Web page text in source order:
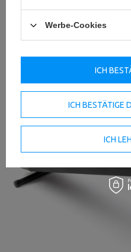
Kunststofffüße
Dank der Kunststofffüße
15 Bauchbank nicht den
Werbe-Cookies
ICH BESTÄTIGE
ICH
ICH